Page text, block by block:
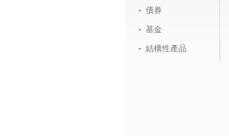
債券
基金
結構性產品